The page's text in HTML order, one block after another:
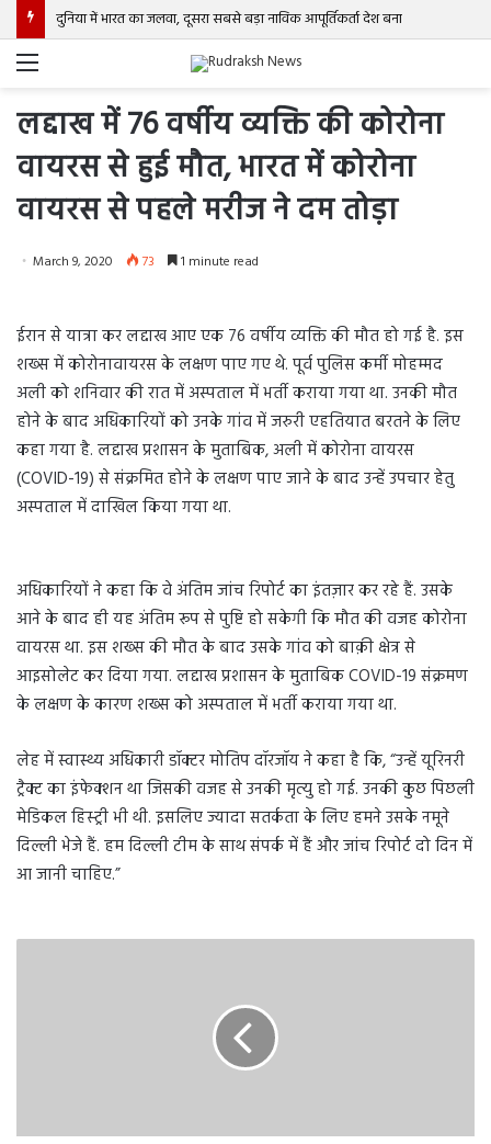
दुनिया में भारत का जलवा, दूसरा सबसे बड़ा नाविक आपूर्तिकर्ता देश बना
Menu
लद्दाख में 76 वर्षीय व्यक्ति की कोरोना
वायरस से हुई मौत, भारत में कोरोना
वायरस से पहले मरीज ने दम तोड़ा
March 9, 2020 73 1 minute read
ईरान से यात्रा कर लद्दाख आए एक 76 वर्षीय व्यक्ति की मौत हो गई है. इस
शख्स में कोरोनावायरस के लक्षण पाए गए थे. पूर्व पुलिस कर्मी मोहम्मद
अली को शनिवार की रात में अस्पताल में भर्ती कराया गया था. उनकी मौत
होने के बाद अधिकारियों को उनके गांव में जरुरी एहतियात बरतने के लिए
कहा गया है. लद्दाख प्रशासन के मुताबिक, अली में कोरोना वायरस
(COVID-19) से संक्रमित होने के लक्षण पाए जाने के बाद उन्हें उपचार हेतु
अस्पताल में दाखिल किया गया था.
अधिकारियों ने कहा कि वे अंतिम जांच रिपोर्ट का इंतज़ार कर रहे हैं. उसके
आने के बाद ही यह अंतिम रूप से पुष्टि हो सकेगी कि मौत की वजह कोरोना
वायरस था. इस शख्स की मौत के बाद उसके गांव को बाक़ी क्षेत्र से
आइसोलेट कर दिया गया. लद्दाख प्रशासन के मुताबिक COVID-19 संक्रमण
के लक्षण के कारण शख्स को अस्पताल में भर्ती कराया गया था.
लेह में स्वास्थ्य अधिकारी डॉक्टर मोतिप दॉरजॉय ने कहा है कि, “उन्हें यूरिनरी
ट्रैक्ट का इंफेक्शन था जिसकी वजह से उनकी मृत्यु हो गई. उनकी कुछ पिछली
मेडिकल हिस्ट्री भी थी. इसलिए ज्यादा सतर्कता के लिए हमने उसके नमूने
दिल्ली भेजे हैं. हम दिल्ली टीम के साथ संपर्क में हैं और जांच रिपोर्ट दो दिन में
आ जानी चाहिए.”